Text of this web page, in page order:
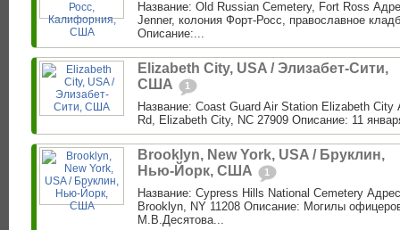
Название: Old Russian Cemetery, Fort Ross
Jenner, колония Форт-Росс, православное
Описание:...
Elizabeth City, USA / Элизабет-Сити,
США
1
Название: Coast Guard Air Station Elizabeth
Rd, Elizabeth City, NC 27909 Описание: 11
Brooklyn, New York, USA / Бруклин,
Нью-Йорк, США
1
Название: Cypress Hills National Cemetery
Brooklyn, NY 11208 Описание: Могилы
М.В.Десятова...